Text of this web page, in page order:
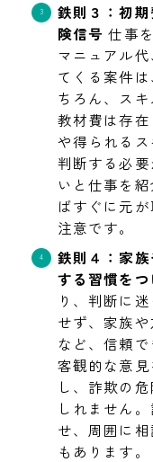
鉄則３：初
険信号 仕事
マニュアル
てくる案件
ちろん、ス
教材費は存
や得られる
判断する必
いと仕事を
ばすぐに元
注意です。
鉄則４：家
する習慣をつ
り、判断に
せず、家族
など、信頼
客観的な意
し、詐欺の
しれません
せ、周囲に
もあります。